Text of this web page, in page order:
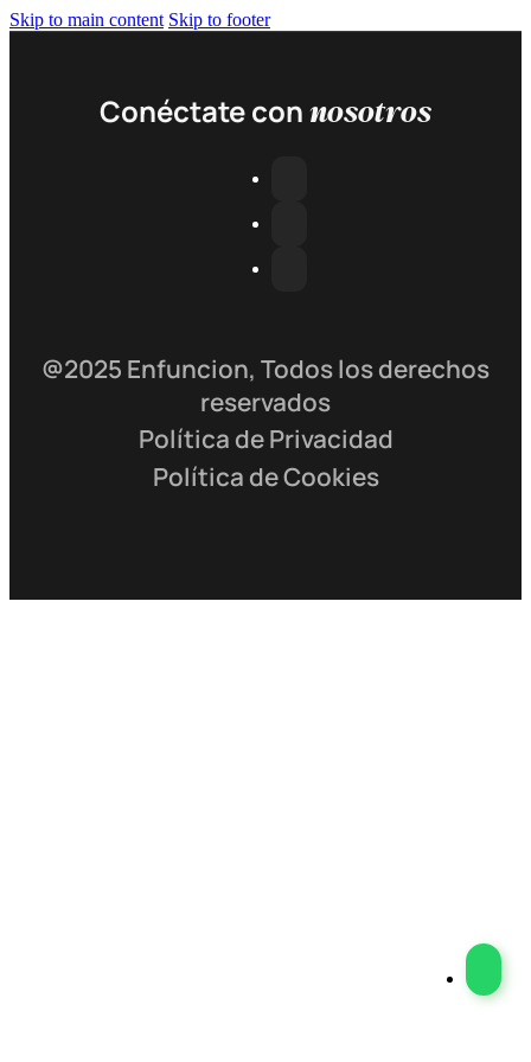
Skip to main content Skip to footer
Conéctate connosotros
@2025 Enfuncion, Todos los derechos
reservados
Política de Privacidad
Política de Cookies